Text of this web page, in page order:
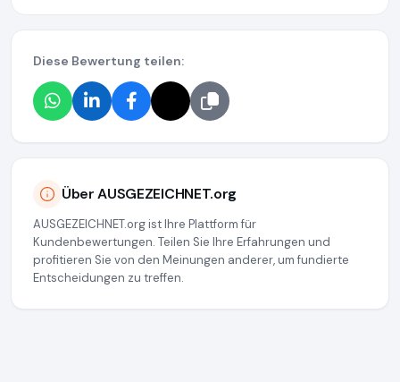
Diese Bewertung teilen:
Über AUSGEZEICHNET.org
AUSGEZEICHNET.org ist Ihre Plattform für
Kundenbewertungen. Teilen Sie Ihre Erfahrungen und
profitieren Sie von den Meinungen anderer, um fundierte
Entscheidungen zu treffen.